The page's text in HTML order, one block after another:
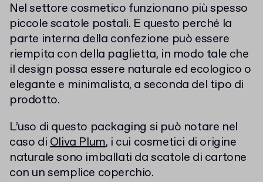
Nel settore cosmetico funzionano più spesso
piccole scatole postali. E questo perché la
parte interna della confezione può essere
riempita con della paglietta, in modo tale che
il design possa essere naturale ed ecologico o
elegante e minimalista, a seconda del tipo di
prodotto.
L’uso di questo packaging si può notare nel
caso diOliva Plum, i cui cosmetici di origine
naturale sono imballati da scatole di cartone
con un semplice coperchio.